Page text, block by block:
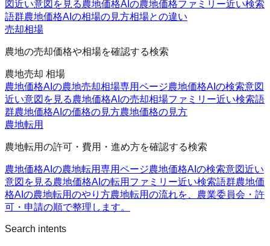
図近い意図を見る農地価格AIの農地価格ファミリー近い検索
語群農地価格AIの相場の見方相場との違い
売却相場
農地の売却価格や相場を確認する検索
農地売却 相場
農地価格AIの農地売却相場専用ページ農地価格AIの検索意図
近い意図を見る農地価格AIの売却相場ファミリー近い検索語
群農地価格AIの価格の見方農地価格の見方
農地転用
農地転用の許可・費用・進め方を確認する検索
農地価格AIの農地転用専用ページ農地価格AIの検索意図近い
意図を見る農地価格AIの転用ファミリー近い検索語群農地価
格AIの農地転用のやり方農地転用の流れを、農業委員会・許
可・申請の順で整理します。
Search intents